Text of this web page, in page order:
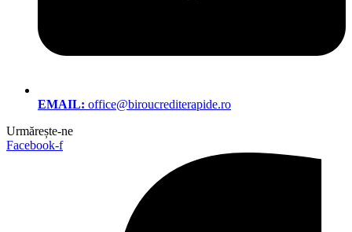
EMAIL: office@biroucrediterapide.ro
Urmărește-ne
Facebook-f